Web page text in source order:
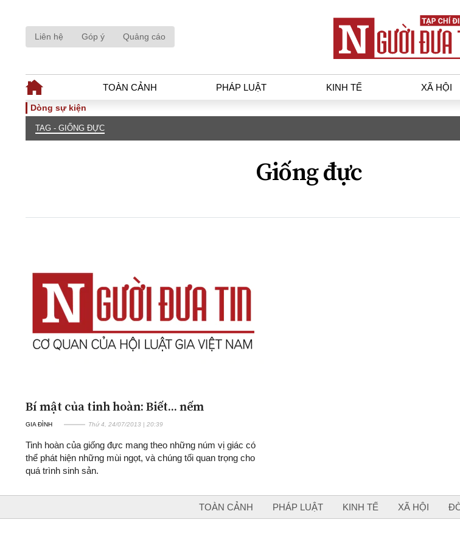
Liên hệ Góp ý Quảng cáo
TOÀN CẢNH PHÁP LUẬT KINH TẾ XÃ HỘI
TOÀN CẢNH
Thế giới
Góc nhìn luật gia
An ninh - Hình sự
Xu hướng thị trường
ĐA CHIỀU
Quan điểm
Xi nhan Trái Phải
Bạn đọc viết
INFOCUS
Dòng sự kiện
TAG - GIỐNG ĐỰC
Giống đực
Bí mật của tinh hoàn: Biết... nếm
GIA ĐÌNH Thứ 4, 24/07/2013 | 20:39
Tinh hoàn của giống đực mang theo những núm vị giác có
thể phát hiện những mùi ngọt, và chúng tối quan trọng cho
quá trình sinh sản.
TOÀN CẢNH PHÁP LUẬT KINH TẾ XÃ HỘI